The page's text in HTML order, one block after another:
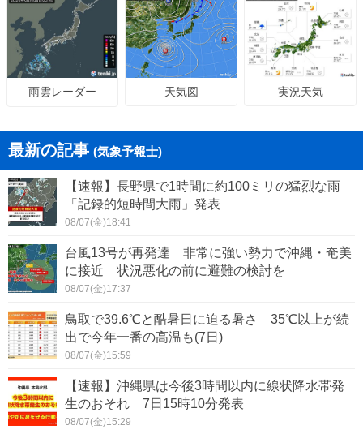
雨雲レーダー 天気図 実況天気
最新の記事 (気象予報士)
【速報】長野県で1時間に約100ミリの猛烈な雨
「記録的短時間大雨」発表
08/07(金)18:41
台風13号が再発達 非常に強い勢力で沖縄・奄美
に接近 状況悪化の前に避難の検討を
08/07(金)17:37
鳥取で39.6℃と酷暑日に迫る暑さ 35℃以上が続
出で今年一番の高温も(7日)
08/07(金)15:59
【速報】沖縄県は今後3時間以内に線状降水帯発
生のおそれ 7日15時10分発表
08/07(金)15:29